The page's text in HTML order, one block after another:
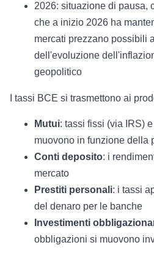
2026: situazione di pausa,
che a inizio 2026 ha
mercati prezzano possibili
dell'evoluzione
geopolitico
I tassi BCE si trasmettono ai
Mutui: tassi fissi (via IRS)
muovono in funzione della
Conti deposito: i
mercato
Prestiti personali: i tassi
del denaro per le banche
Investimenti
obbligazioni si muovono